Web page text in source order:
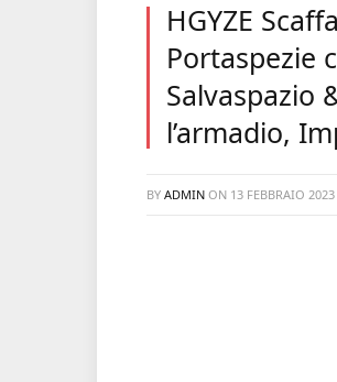
HGYZE
Portaspezie
Salvaspazio
l’armadio,
BY ADMIN ON 13 FEBBRAIO 2023